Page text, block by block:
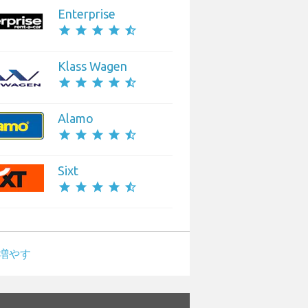
Enterprise
star star star star star_half
Klass Wagen
star star star star star_half
Alamo
star star star star star_half
Sixt
star star star star star_half
やす